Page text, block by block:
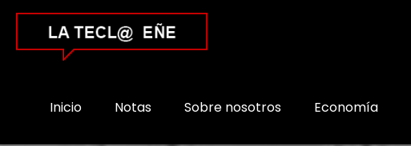
Inicio Notas Sobre nosotros Economía